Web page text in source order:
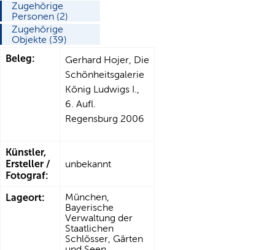
Zugehörige
Personen (2)
Zugehörige
Objekte (39)
Beleg:
Gerhard Hojer, Die
Schönheitsgalerie
König Ludwigs I.,
6. Aufl.
Regensburg 2006
Künstler,
Ersteller /
Fotograf:
unbekannt
Lageort:
München,
Bayerische
Verwaltung der
Staatlichen
Schlösser, Gärten